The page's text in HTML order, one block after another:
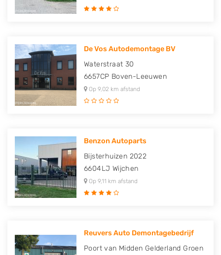
De Vos Autodemontage BV
Waterstraat 30
6657CP Boven-Leeuwen
Op 9,02 km afstand
Benzon Autoparts
Bijsterhuizen 2022
6604LJ Wijchen
Op 9,11 km afstand
Reuvers Auto Demontagebedrijf
Poort van Midden Gelderland Groen